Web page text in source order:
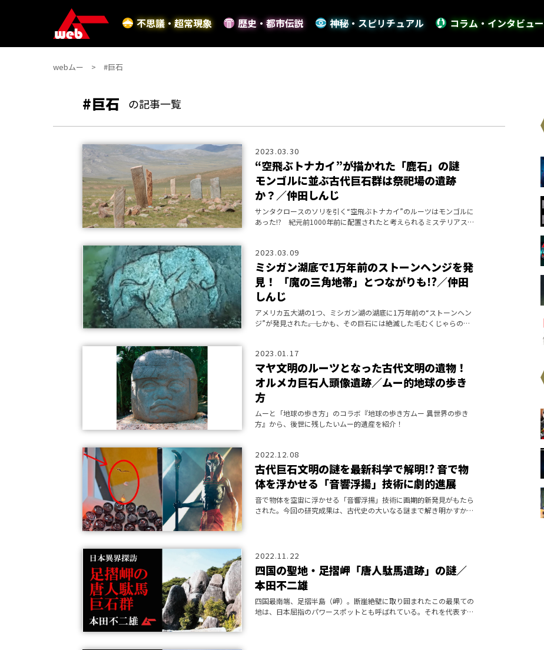
不思議・超常現象 歴史・都市伝説 神秘・スピリチュアル コラム・インタビュー
webムー #巨石
#巨石 の記事一覧
2023.03.30
“空飛ぶトナカイ”が描かれた「鹿石」の謎
モンゴルに並ぶ古代巨石群は祭祀場の遺跡
か？／仲田しんじ
サンタクロースのソリを引く“空飛ぶトナカイ”のルーツはモンゴルに
あった!? 紀元前1000年前に配置されたと考えられるミステリアスな
2023.03.09
ミシガン湖底で1万年前のストーンヘンジを発
見！ 「魔の三角地帯」とつながりも!?／仲田
しんじ
アメリカ五大湖の1つ、ミシガン湖の湖底に1万年前の“ストーンヘン
ジ”が発見された――。しかも、その巨石には絶滅した毛むくじゃらの巨
2023.01.17
マヤ文明のルーツとなった古代文明の遺物！
オルメカ巨石人頭像遺跡／ムー的地球の歩き
方
ムーと「地球の歩き方」のコラボ『地球の歩き方ムー 異世界の歩き
方』から、後世に残したいムー的遺産を紹介！
2022.12.08
古代巨石文明の謎を最新科学で解明!? 音で物
体を浮かせる「音響浮揚」技術に劇的進展
音で物体を空宙に浮かせる「音響浮揚」技術に画期的新発見がもたら
された。今回の研究成果は、古代史の大いなる謎まで解き明かすかも
2022.11.22
四国の聖地・足摺岬「唐人駄馬遺跡」の謎／
本田不二雄
四国最南端、足摺半島（岬）。断崖絶壁に取り囲まれたこの最果ての
地は、日本屈指のパワースポットとも呼ばれている。それを代表する